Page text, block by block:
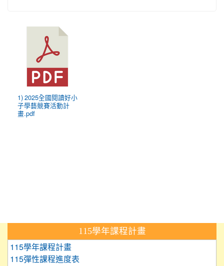
1) 2025全國閱讀好小
子學藝競賽活動計
畫.pdf
115學年課程計畫
115學年課程計畫
115彈性課程進度表